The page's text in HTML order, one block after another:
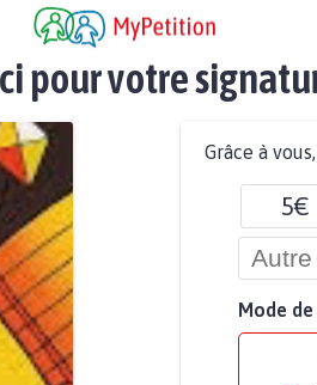
pour votre
Grâce à
5€
Mode